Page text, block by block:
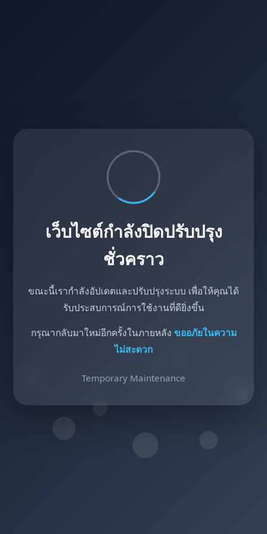
เว็บไซต์กำลังปิดปรับปรุง
ชั่วคราว
ขณะนี้เรากำลังอัปเดตและปรับปรุงระบบ เพื่อให้คุณได้
รับประสบการณ์การใช้งานที่ดียิ่งขึ้น
กรุณากลับมาใหม่อีกครั้งในภายหลัง ขออภัยในความ
ไม่สะดวก
Temporary Maintenance